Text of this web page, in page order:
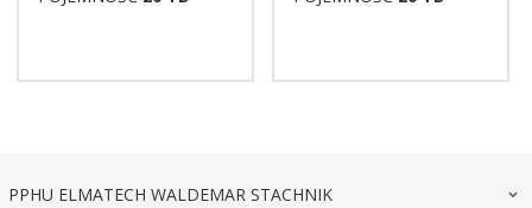
PPHU ELMATECH WALDEMAR STACHNIK